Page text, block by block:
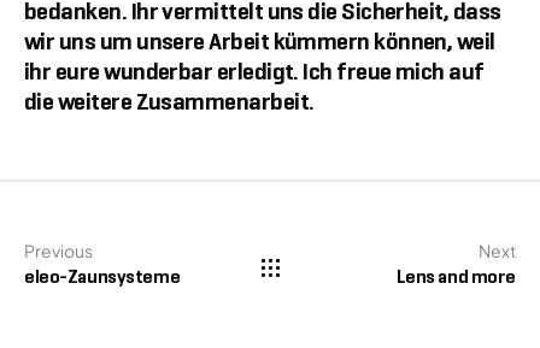
bedanken. Ihr vermittelt uns die Sicherheit, dass
wir uns um unsere Arbeit kümmern können, weil
ihr eure wunderbar erledigt. Ich freue mich auf
die weitere Zusammenarbeit.
Previous
eleo-Zaunsysteme
Next
Lens and more